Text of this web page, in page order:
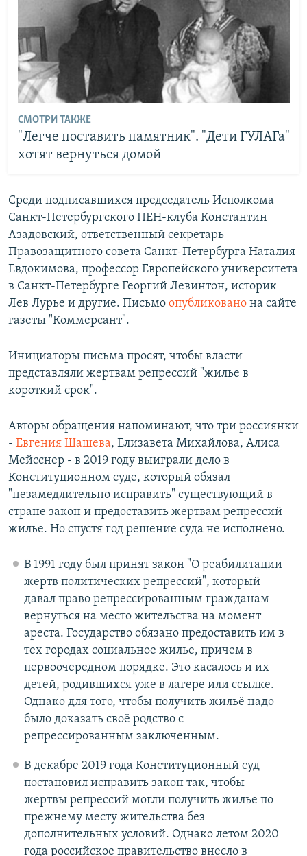
СМОТРИ ТАКЖЕ
"Легче поставить памятник". "Дети ГУЛАГа"
хотят вернуться домой
Среди подписавшихся председатель Исполкома
Санкт-Петербургского ПЕН-клуба Константин
Азадовский, ответственный секретарь
Правозащитного совета Санкт-Петербурга Наталия
Евдокимова, профессор Европейского университета
в Санкт-Петербурге Георгий Левинтон, историк
Лев Лурье и другие. Письмо опубликовано на сайте
газеты "Коммерсант".
Инициаторы письма просят, чтобы власти
представляли жертвам репрессий "жилье в
короткий срок".
Авторы обращения напоминают, что три россиянки
- Евгения Шашева, Елизавета Михайлова, Алиса
Мейсснер - в 2019 году выиграли дело в
Конституционном суде, который обязал
"незамедлительно исправить" существующий в
стране закон и предоставить жертвам репрессий
жилье. Но спустя год решение суда не исполнено.
В 1991 году был принят закон "О реабилитации
жертв политических репрессий", который
давал право репрессированным гражданам
вернуться на место жительства на момент
ареста. Государство обязано предоставить им в
тех городах социальное жилье, причем в
первоочередном порядке. Это касалось и их
детей, родившихся уже в лагере или ссылке.
Однако для того, чтобы получить жильё надо
было доказать своё родство с
репрессированным заключенным.
В декабре 2019 года Конституционный суд
постановил исправить закон так, чтобы
жертвы репрессий могли получить жилье по
прежнему месту жительства без
дополнительных условий. Однако летом 2020
года российское правительство внесло в